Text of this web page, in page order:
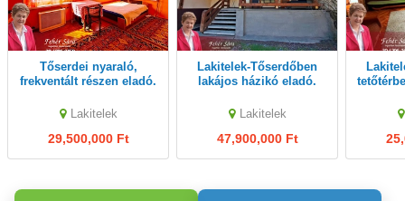
Tőserdei nyaraló,
frekventált részen eladó.
Lakitelek
29,500,000 Ft
Lakitelek-Tőserdőben
lakájos házikó eladó.
Lakitelek
47,900,000 Ft
Lakitelek-Tőserdőben